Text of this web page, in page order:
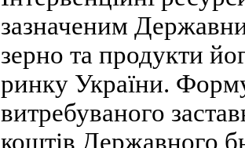
зазначеним
зерно та продукти
ринку України.
витребуваного
коштів Державного